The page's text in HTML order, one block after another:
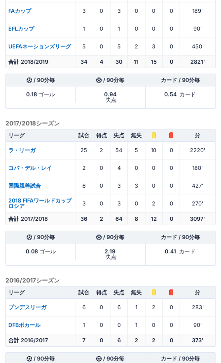
FAカップ 3 0 3 0 0 0 189'
EFLカップ 1 0 1 0 0 0 90'
UEFAネーションズリーグ 5 0 5 2 3 0 450'
合計 2018/2019 34 4 30 11 15 0 2821'
/ 90分毎 / 90分毎 カード / 90分毎
0.18 ゴール 0.94
失点
0.54 カード
2017/2018シーズン
リーグ 試合 得点 失点 無失 分
ラ・リーガ 25 2 54 5 10 0 2220'
コパ・デル・レイ 2 0 4 0 0 0 180'
国際親善試合 6 0 3 3 0 0 427'
2018 FIFAワールドカップ
ロシア 3 0 3 0 2 0 270'
合計 2017/2018 36 2 64 8 12 0 3097'
/ 90分毎 / 90分毎 カード / 90分毎
0.08ゴール 2.19
失点
0.41 カード
2016/2017シーズン
リーグ 試合 得点 失点 無失 分
ブンデスリーガ 6 0 6 1 2 0 283'
DFBポカール 1 0 0 1 0 0 90'
合計 2016/2017 7 0 6 2 2 0 373'
/ 90分毎 / 90分毎 カード / 90分毎